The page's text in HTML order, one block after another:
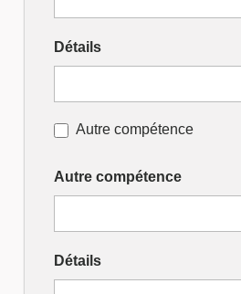
Détails
Autre compétence
Autre compétence
Détails